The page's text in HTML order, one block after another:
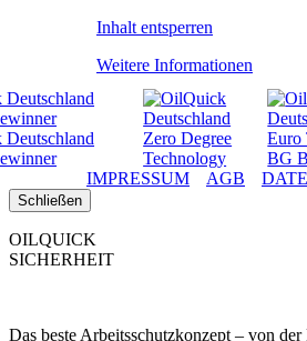
IMPRESSUM AGB
Inhalt entsperren
Weitere Informationen
Schließen
OILQUICK
SICHERHEIT
Das beste Arbeitsschutzkonzept – von